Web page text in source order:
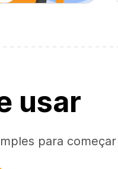
usar
para